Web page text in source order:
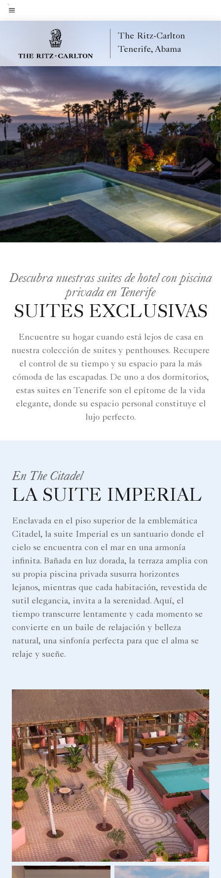
Skip
toTexto del menú
The Ritz-Carlton
Tenerife, Abama
Descubra nuestras suites de hotel con piscina
privada en Tenerife
SUITES EXCLUSIVAS
Encuentre su hogar cuando está lejos de casa en
nuestra colección de suites y penthouses. Recupere
el control de su tiempo y su espacio para la más
cómoda de las escapadas. De uno a dos dormitorios,
estas suites en Tenerife son el epítome de la vida
elegante, donde su espacio personal constituye el
lujo perfecto.
En The Citadel
LA SUITE IMPERIAL
Enclavada en el piso superior de la emblemática
Citadel, la suite Imperial es un santuario donde el
cielo se encuentra con el mar en una armonía
infinita. Bañada en luz dorada, la terraza amplia con
su propia piscina privada susurra horizontes
lejanos, mientras que cada habitación, revestida de
sutil elegancia, invita a la serenidad. Aquí, el
tiempo transcurre lentamente y cada momento se
convierte en un baile de relajación y belleza
natural, una sinfonía perfecta para que el alma se
relaje y sueñe.